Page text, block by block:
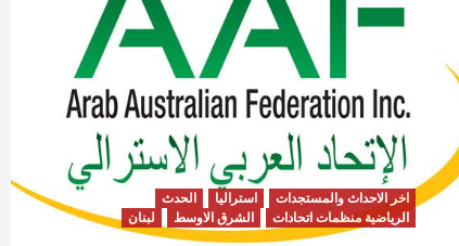
اخر الاحداث والمستجدات استراليا
الحدث
الرياضية منظمات اتحادات
الشرق الاوسط لبنان